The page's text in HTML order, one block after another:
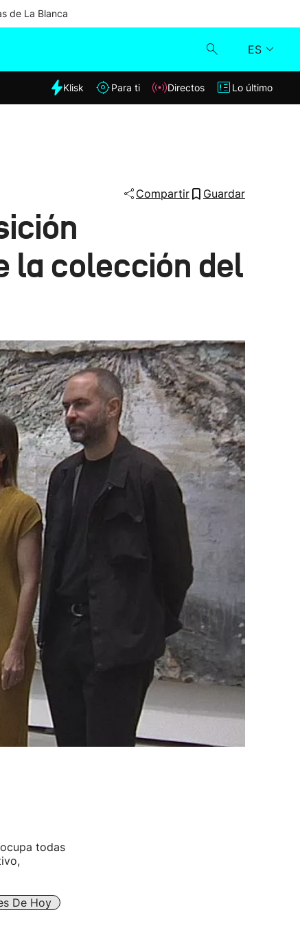
de La Blanca
ES
Klisk
Klisk Para ti Directos Lo último
Compartir Guardar
la colección del
todas
De Hoy